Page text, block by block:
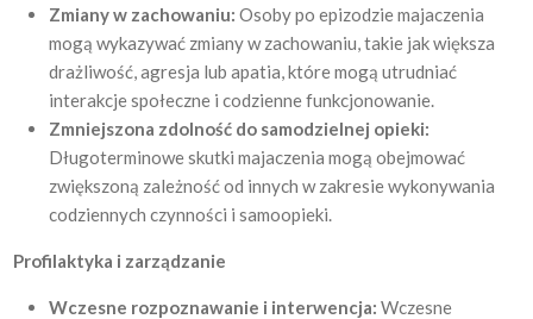
Zmiany w zachowaniu: Osoby po epizodzie majaczenia
mogą wykazywać zmiany w zachowaniu, takie jak większa
drażliwość, agresja lub apatia, które mogą utrudniać
interakcje społeczne i codzienne funkcjonowanie.
Zmniejszona zdolność do samodzielnej opieki:
Długoterminowe skutki majaczenia mogą obejmować
zwiększoną zależność od innych w zakresie wykonywania
codziennych czynności i samoopieki.
Profilaktyka i zarządzanie
Wczesne rozpoznawanie i interwencja: Wczesne